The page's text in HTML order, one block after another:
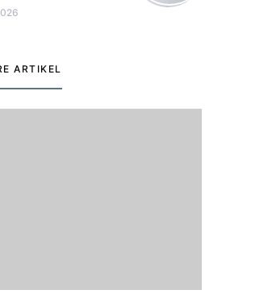
ARTIKEL